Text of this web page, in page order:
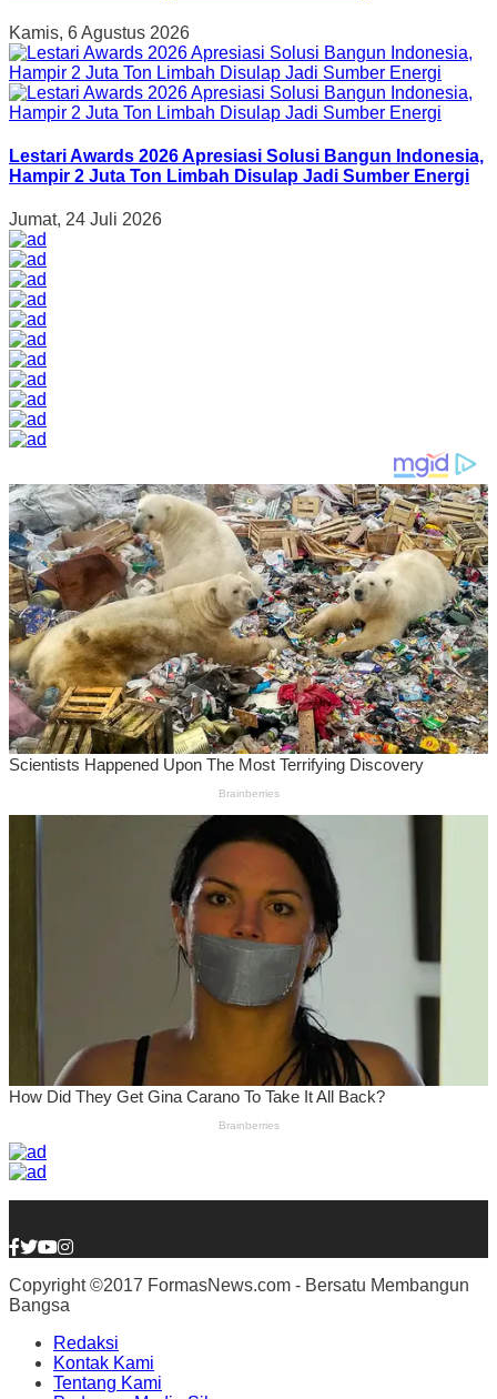
Kamis, 6 Agustus 2026
Lestari Awards 2026 Apresiasi Solusi Bangun Indonesia,
Hampir 2 Juta Ton Limbah Disulap Jadi Sumber Energi
Jumat, 24 Juli 2026
Copyright ©2017 FormasNews.com - Bersatu Membangun
Bangsa
Redaksi
Kontak Kami
Tentang Kami